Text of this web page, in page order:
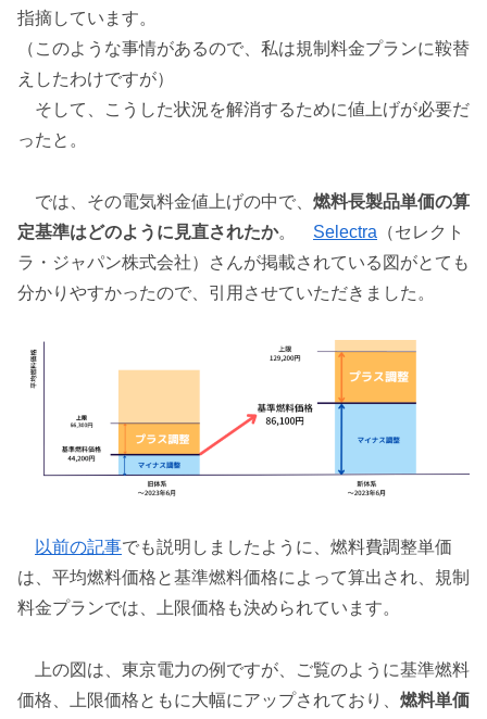
指摘しています。
（このような事情があるので、私は規制料金プランに鞍替
えしたわけですが）
そして、こうした状況を解消するために値上げが必要だ
ったと。
では、その電気料金値上げの中で、 燃料長製品単価の算
定基準はどのように見直されたか。 Selectra （セレクト
ラ・ジャパン株式会社）さんが掲載されている図がとても
分かりやすかったので、引用させていただきました。
以前の記事でも説明しましたように、燃料費調整単価
は、平均燃料価格と基準燃料価格によって算出され、規制
料金プランでは、上限価格も決められています。
上の図は、東京電力の例ですが、ご覧のように基準燃料
価格、上限価格ともに大幅にアップされており、 燃料単価